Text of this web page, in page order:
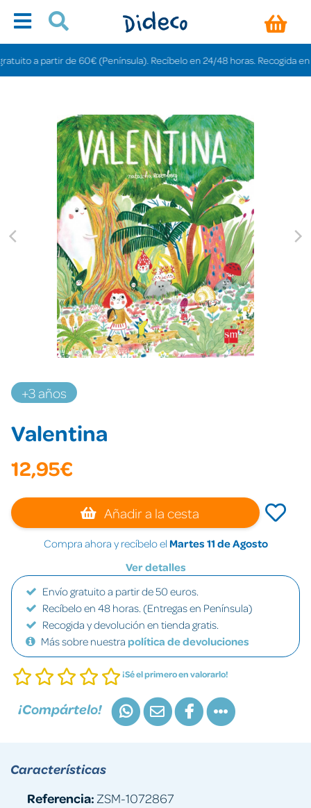
a partir de 60€ (Península). Recíbelo en 24/48 horas. Recogida en
+3 años
Valentina
12,95€
Añadir a la cesta
Compra ahora y recíbelo el Martes 11 de Agosto
Ver detalles
Envío gratuito a partir de 50 euros.
Recíbelo en 48 horas. (Entregas en Península)
Recogida y devolución en tienda gratis.
Más sobre nuestra política de devoluciones
¡Sé el primero en valorarlo!
¡Compártelo!
Características
Referencia: ZSM-1072867